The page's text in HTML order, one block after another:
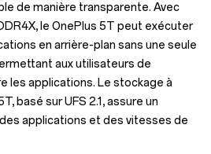
de manière transparente. Avec
le OnePlus 5T peut exécuter
en arrière-plan sans une seule
aux utilisateurs de
les applications. Le stockage à
basé sur UFS 2.1, assure un
applications et des vitesses de